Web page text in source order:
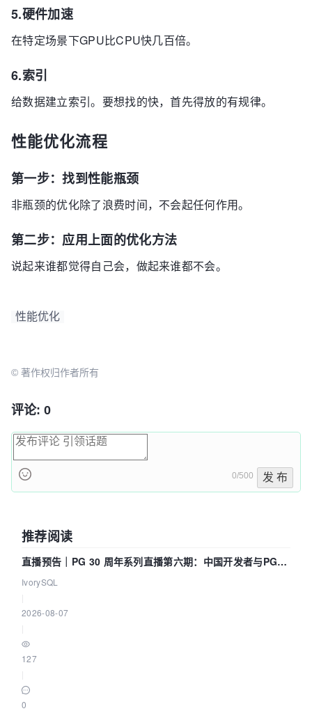
5.硬件加速
在特定场景下GPU比CPU快几百倍。
6.索引
给数据建立索引。要想找的快，首先得放的有规律。
性能优化流程
第一步：找到性能瓶颈
非瓶颈的优化除了浪费时间，不会起任何作用。
第二步：应用上面的优化方法
说起来谁都觉得自己会，做起来谁都不会。
性能优化
© 著作权归作者所有
评论: 0
0/500 发 布
推荐阅读
直播预告｜PG 30 周年系列直播第六期：中国开发者与PG内
核——我们改得动吗？我们贡献了什么？
IvorySQL
2026-08-07
127
0